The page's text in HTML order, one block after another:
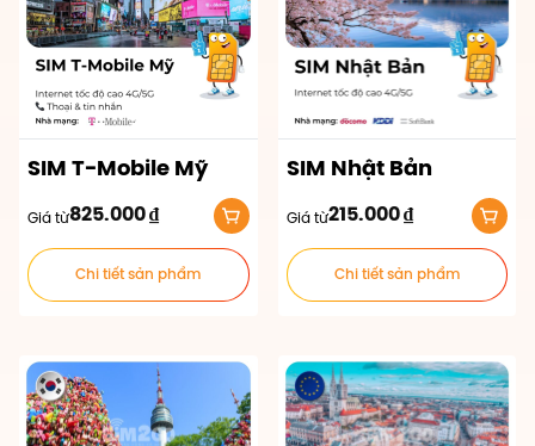
SIM T-Mobile Mỹ
Giá từ825.000₫
Chi tiết sản phẩm
SIM Nhật Bản
Giá từ215.000₫
Chi tiết sản phẩm